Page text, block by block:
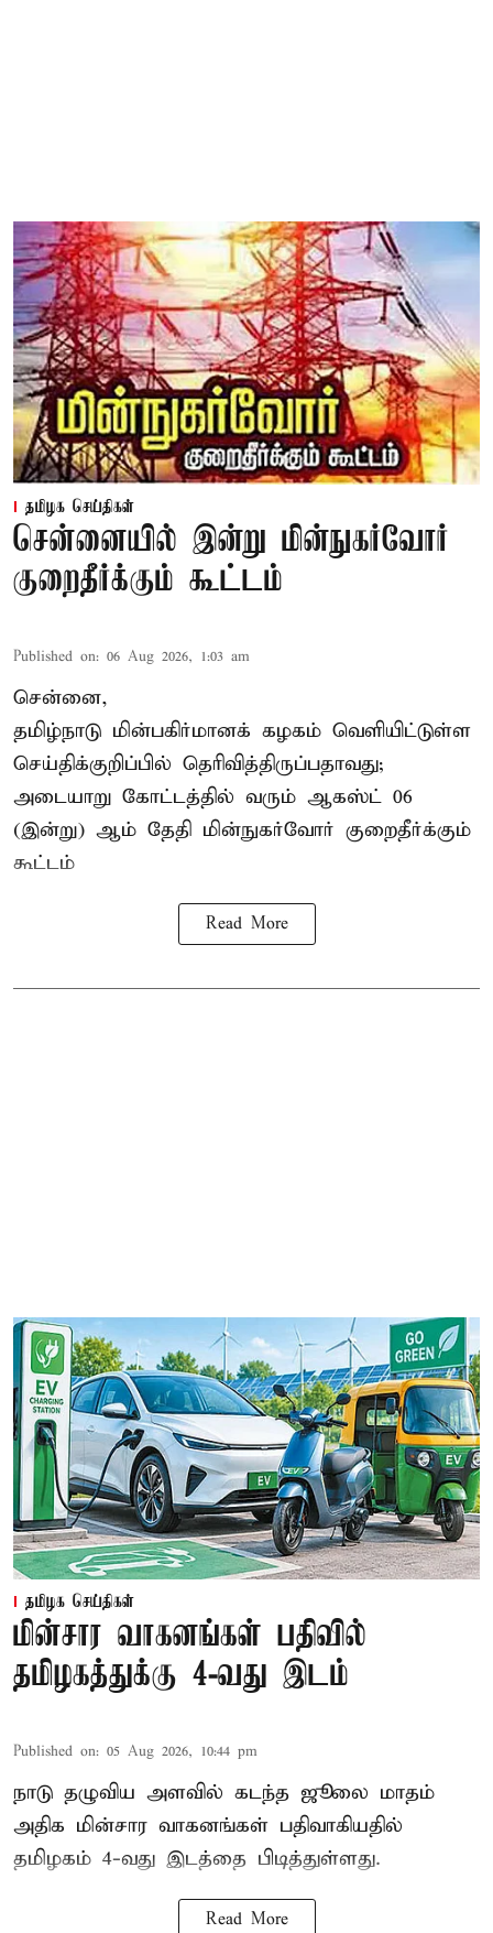
தமிழக செய்திகள்
சென்னையில் இன்று மின்நுகர்வோர்
குறைதீர்க்கும் கூட்டம்
Published on: 06 Aug 2026, 1:03 am
சென்னை,
தமிழ்நாடு மின்பகிர்மானக் கழகம் வெளியிட்டுள்ள
செய்திக்குறிப்பில் தெரிவித்திருப்பதாவது;
அடையாறு கோட்டத்தில் வரும் ஆகஸ்ட் 06
(இன்று) ஆம் தேதி மின்நுகர்வோர் குறைதீர்க்கும்
கூட்டம்
Read More
தமிழக செய்திகள்
மின்சார வாகனங்கள் பதிவில்
தமிழகத்துக்கு 4-வது இடம்
Published on: 05 Aug 2026, 10:44 pm
நாடு தழுவிய அளவில் கடந்த ஜூலை மாதம்
அதிக மின்சார வாகனங்கள் பதிவாகியதில்
தமிழகம் 4-வது இடத்தை பிடித்துள்ளது.
Read More